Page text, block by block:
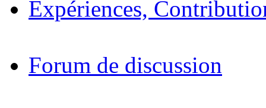
Expériences,
Forum de discussion